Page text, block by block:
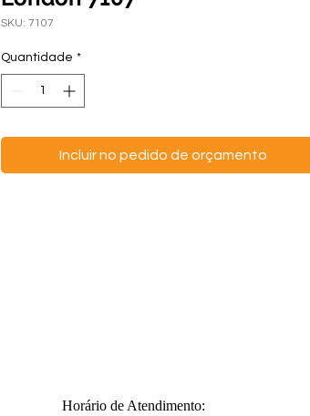
SKU: 7107
Quantidade *
Incluir no pedido de orçamento
Horário de Atendimento: